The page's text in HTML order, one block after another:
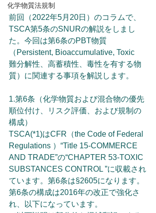
化学物質法規制
前回（2022年5月20日）のコラムで、
TSCA第5条のSNURの解説をしまし
た。今回は第6条のPBT物質
（Persistent, Bioaccumulative, Toxic
難分解性、高蓄積性、毒性を有する物
質）に関連する事項を解説します。
1.第6条（化学物質および混合物の優先
順位付け、リスク評価、および規制の
構成）
TSCA(*1)はCFR（the Code of Federal
Regulations ）“Title 15-COMMERCE
AND TRADE”の“CHAPTER 53-TOXIC
SUBSTANCES CONTROL ”に収載され
ています。第6条は§2605になります。
第6条の構成は2016年の改正で強化さ
れ、以下になっています。